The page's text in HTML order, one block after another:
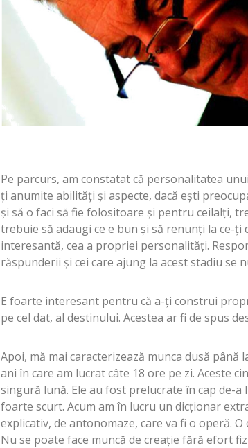
Pe parcurs, am constatat că personalitatea
ţi anumite abilităţi şi aspecte, dacă eşti
şi să o faci să fie folositoare şi pentru ceilalţi,
trebuie să adaugi ce e bun şi să renunţi la ce-
interesantă, cea a propriei personalităţi.
răspunderii şi cei care ajung la acest stadiu se
E foarte interesant pentru că a-ţi construi
pe cel dat, al destinului. Acestea ar fi de spus
Apoi, mă mai caracterizează munca dusă
ani în care am lucrat câte 18 ore pe zi. Aceste
singură lună. Ele au fost prelucrate în cap de-
foarte scurt. Acum am în lucru un dicţionar
explicativ, de antonomaze, care va fi o operă.
Nu se poate face muncă de creaţie fără efort